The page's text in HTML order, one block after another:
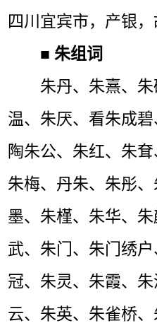
四川宜宾市，产银，
■朱组词
朱丹、朱熹、
温、朱厌、看朱成碧
陶朱公、朱红、朱耷
朱梅、丹朱、朱彤
墨、朱槿、朱华、
武、朱门、朱门绣
冠、朱灵、朱霞、
云、朱英、朱雀桥、